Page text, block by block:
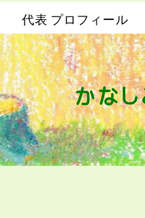
代表 プロフィール
ホーム